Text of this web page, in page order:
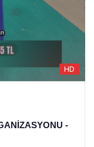
HD
-